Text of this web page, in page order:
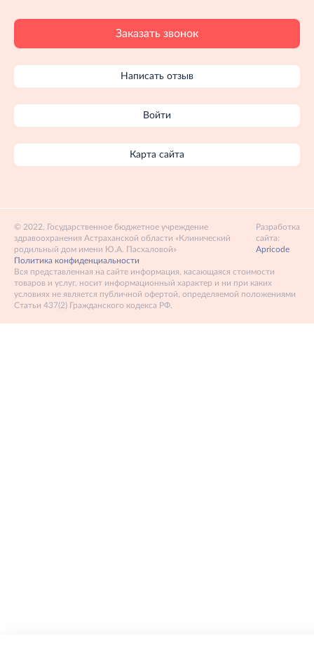
Заказать звонок
Написать отзыв
Войти
Карта сайта
2022, Государственное бюджетное учреждение
здравоохранения Астраханской области «Клинический
родильный дом имени Ю.А. Пасхаловой»
Политика конфиденциальности
Разработка
сайта:
Apricode
Вся представленная на сайте информация, касающаяся стоимости
товаров и услуг, носит информационный характер и ни при каких
условиях не является публичной офертой, определяемой положениями
Статьи 437(2) Гражданского кодекса РФ.